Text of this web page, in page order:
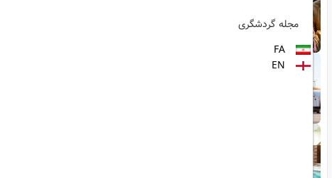
ایرانیانمجله گردشگری
FA
EN